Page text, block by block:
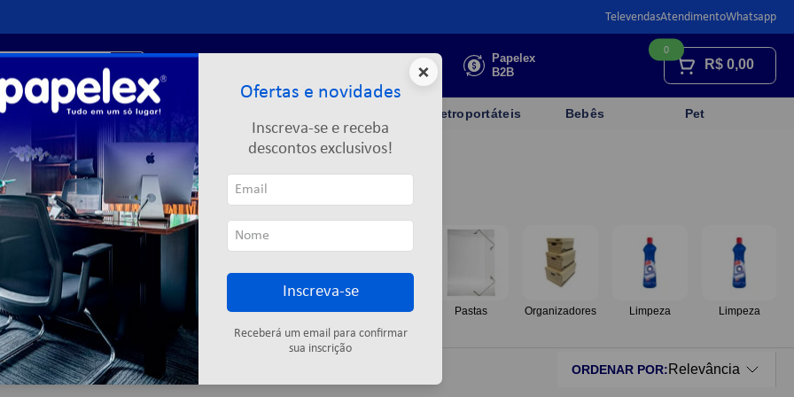
TelevendasAtendimentoWhatsapp
Faça sua
cotação
Papelex
B2B
R$ 0,00
0
Limpeza Informática Eletroportáteis Bebês Pet
Fitas adesivas Descartáveis Colas Elásticos Pastas Organizadores Limpeza Limpeza
10produtos ORDENAR POR Relevância
×
Ofertas e novidades
Inscreva-se e receba
descontos exclusivos!
Inscreva-se
Receberá um email para confirmar
sua inscrição